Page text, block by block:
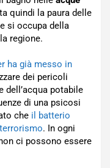
quindi la paura delle
si occupa della
regione.
ha già messo in
dei pericoli
dell’acqua potabile
di una psicosi
che il batterio
. In ogni
ci possono essere